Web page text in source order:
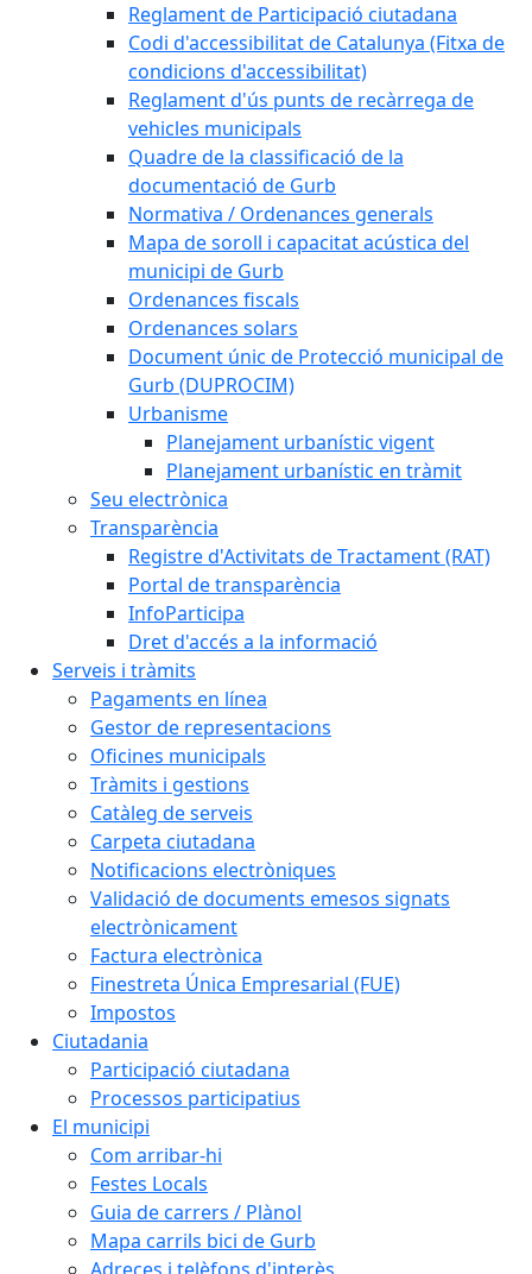
Reglament de Participació ciutadana
Codi d'accessibilitat de Catalunya (Fitxa de
condicions d'accessibilitat)
Reglament d'ús punts de recàrrega de
vehicles municipals
Quadre de la classificació de la
documentació de Gurb
Normativa / Ordenances generals
Mapa de soroll i capacitat acústica del
municipi de Gurb
Ordenances fiscals
Ordenances solars
Document únic de Protecció municipal de
Gurb (DUPROCIM)
Urbanisme
Planejament urbanístic vigent
Planejament urbanístic en tràmit
Seu electrònica
Transparència
Registre d'Activitats de Tractament (RAT)
Portal de transparència
InfoParticipa
Dret d'accés a la informació
Serveis i tràmits
Pagaments en línea
Gestor de representacions
Oficines municipals
Tràmits i gestions
Catàleg de serveis
Carpeta ciutadana
Notificacions electròniques
Validació de documents emesos signats
electrònicament
Factura electrònica
Finestreta Única Empresarial (FUE)
Impostos
Ciutadania
Participació ciutadana
Processos participatius
El municipi
Com arribar-hi
Festes Locals
Guia de carrers / Plànol
Mapa carrils bici de Gurb